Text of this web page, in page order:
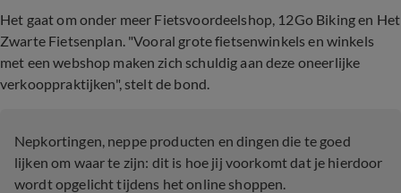
Het gaat om onder meer Fietsvoordeelshop, 12Go Biking en Het
Zwarte Fietsenplan. "Vooral grote fietsenwinkels en winkels
met een webshop maken zich schuldig aan deze oneerlijke
verkooppraktijken", stelt de bond.
Nepkortingen, neppe producten en dingen die te goed
lijken om waar te zijn: dit is hoe jij voorkomt dat je hierdoor
wordt opgelicht tijdens het online shoppen.